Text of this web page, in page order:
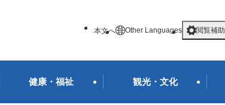
本文へ Other Languages 閲覧補助
健康・福祉 観光・文化